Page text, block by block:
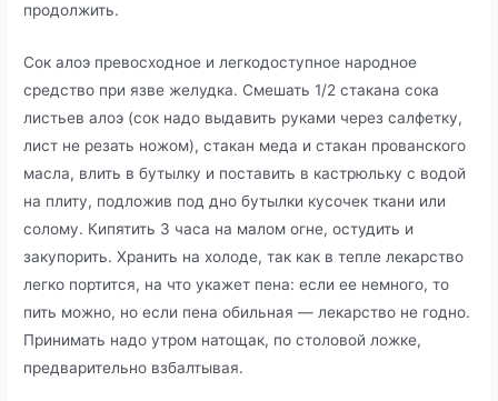
продолжить.
Сок алоэ превосходное и легкодоступное народное
средство при язве желудка. Смешать 1/2 стакана сока
листьев алоэ (сок надо выдавить руками через салфетку,
лист не резать ножом), стакан меда и стакан прованского
масла, влить в бутылку и поставить в кастрюльку с водой
на плиту, подложив под дно бутылки кусочек ткани или
солому. Кипятить 3 часа на малом огне, остудить и
закупорить. Хранить на холоде, так как в тепле лекарство
легко портится, на что укажет пена: если ее немного, то
пить можно, но если пена обильная — лекарство не годно.
Принимать надо утром натощак, по столовой ложке,
предварительно взбалтывая.